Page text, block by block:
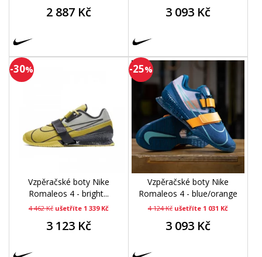
2 887 Kč 3 093 Kč
-30%
Vzpěračské boty Nike
Romaleos 4 - bright...
4 462 Kč ušetříte 1 339 Kč
3 123 Kč
-25%
Vzpěračské boty Nike
Romaleos 4 - blue/orange
4 124 Kč ušetříte 1 031 Kč
3 093 Kč